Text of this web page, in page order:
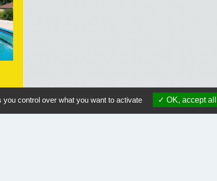
control over what you want to activate OK, accept all